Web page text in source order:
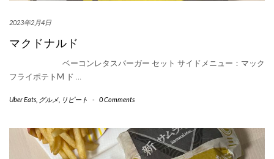
2023年2月4日
マクドナルド
ベーコンレタスバーガー セット サイドメニュー：マック
フライポテトM ド …
Uber Eats グルメ リピート - 0 Comments